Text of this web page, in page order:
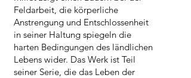
Feldarbeit, die körperliche
Anstrengung und Entschlossenheit
in seiner Haltung spiegeln die
harten Bedingungen des ländlichen
Lebens wider. Das Werk ist Teil
seiner Serie, die das Leben der